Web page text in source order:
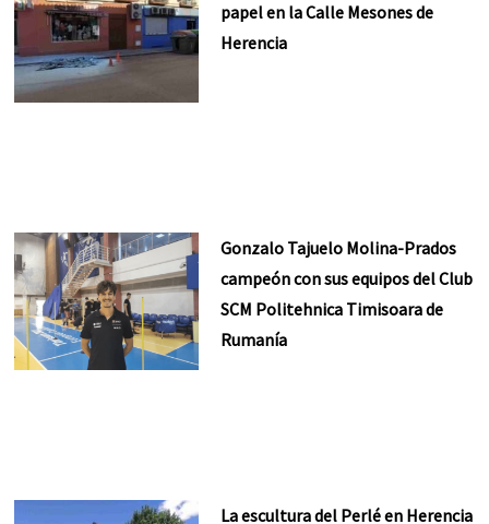
papel en la Calle Mesones de
Herencia
Gonzalo Tajuelo Molina-Prados
campeón con sus equipos del Club
SCM Politehnica Timisoara de
Rumanía
La escultura del Perlé en Herencia